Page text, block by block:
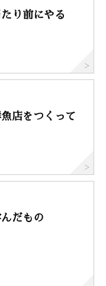
り前にやる
店をつくって
だもの